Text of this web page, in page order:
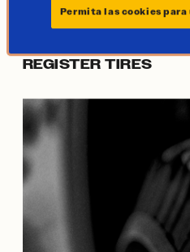
REGISTER TIRES
Permita las cookies